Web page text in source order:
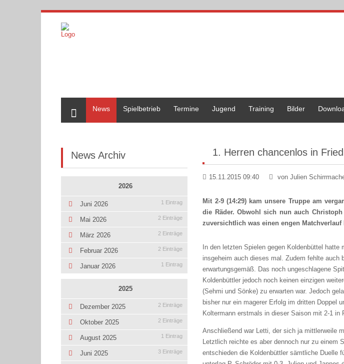
News
Spielbetrieb Termine Jugend Training Bilder
1. Herren chancenlos in
15.11.2015 09:40 von Julien
Mit 2-9 (14:29) kam unsere Truppe am
die Räder. Obwohl sich nun auch
zuversichtlich was einen engen Matchverlauf
In den letzten Spielen gegen Koldenbüttel
insgeheim auch dieses mal. Zudem fehlte auch
erwartungsgemäß. Das noch ungeschlagene
Koldenbüttler jedoch noch keinen einzigen
(Sehmi und Sönke) zu erwarten war. Jedoch
bisher nur ein magerer Erfolg im dritten Doppel
Koltermann erstmals in dieser Saison mit 2-1 in
Anschließend war Letti, der sich ja mittlerweile
Letztlich reichte es aber dennoch nur zu
entschieden die Koldenbüttler sämtliche Duelle
News Archiv
2026
Juni 2026 1 Eintrag
Mai 2026 2 Einträge
März 2026 2 Einträge
Februar 2026 2 Einträge
Januar 2026 1 Eintrag
2025
Dezember 2025 2 Einträge
Oktober 2025 2 Einträge
August 2025 1 Eintrag
Juni 2025 3 Einträge